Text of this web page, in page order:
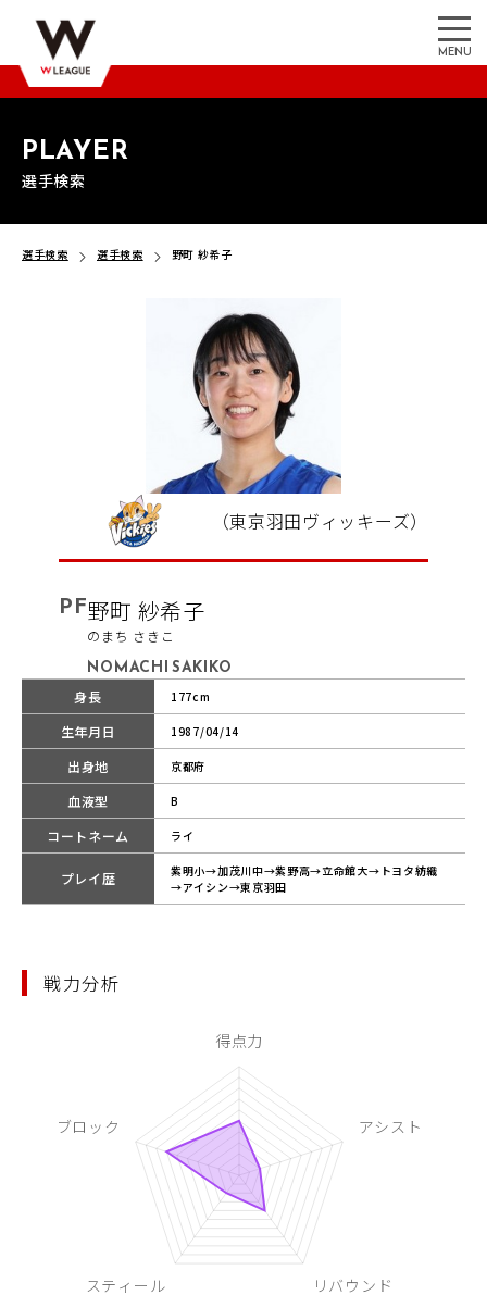
MENU
PLAYER
選手検索
選手検索 選手検索 野町 紗希子
（東京羽田ヴィッキーズ）
PF野町 紗希子
のまち さきこ
NOMACHI SAKIKO
身長 177cm
生年月日 1987/04/14
出身地 京都府
血液型 B
コートネーム ライ
プレイ歴
紫明小→加茂川中→紫野高→立命館大→トヨタ紡織
→アイシン→東京羽田
戦力分析